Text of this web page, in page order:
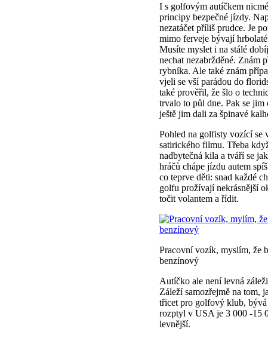
I s golfovým autíčkem
principy bezpečné jízdy.
nezatáčet příliš prudce. Je
mimo ferveje bývají
Musíte myslet i na stálé
nechat nezabržděné. Znám
rybníka. Ale také znám
vjeli se vší parádou do
také prověřil, že šlo o
trvalo to půl dne. Pak se
ještě jim dali za špinavé
Pohled na golfisty vozící se
satirického filmu. Třeba
nadbytečná kila a tváří se
hráčů chápe jízdu autem
co teprve děti: snad každé
golfu prožívají nekrásnější
točit volantem a řídit.
Pracovní vozík, myslím, že
benzínový
Autíčko ale není levná
Záleží samozřejmě na tom,
třicet pro golfový klub,
rozptyl v USA je 3 000 -15
levnější.